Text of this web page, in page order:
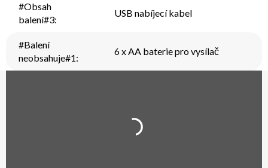
#Obsah
balení#3:
USB nabíjecí kabel
#Balení
neobsahuje#1:
6 x AA baterie pro vysílač